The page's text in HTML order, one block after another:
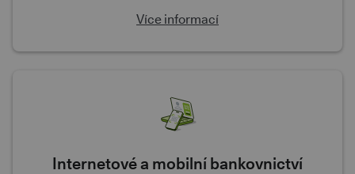
Více informací
Internetové a mobilní bankovnictví